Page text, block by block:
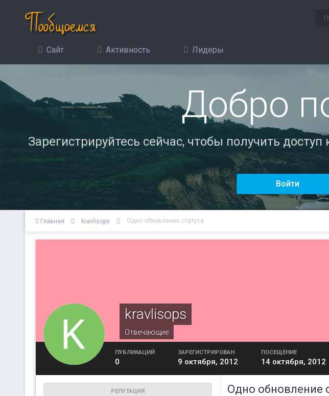
Сайт Активность Лидеры
Добро
Зарегистрируйтесь сейчас, чтобы получить
Войти
Главная kravlisops Одно обновление статуса
kravlisops
Отвечающие
ПУБЛИКАЦИЙ
0
ЗАРЕГИСТРИРОВАН
9 октября, 2012
ПОСЕЩЕНИЕ
14 октября, 2012
РЕПУТАЦИЯ Одно обновление